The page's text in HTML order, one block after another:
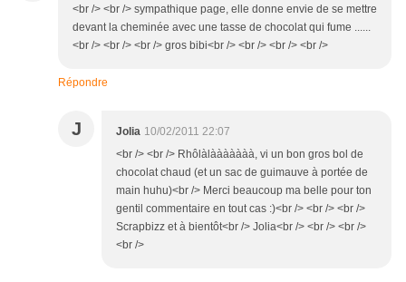
<br /> <br /> sympathique page, elle donne envie de se mettre
devant la cheminée avec une tasse de chocolat qui fume ......
<br /> <br /> <br /> gros bibi<br /> <br /> <br /> <br />
Répondre
J Jolia 10/02/2011 22:07
<br /> <br /> Rhôlàlààààààà, vi un bon gros bol de
chocolat chaud (et un sac de guimauve à portée de
main huhu)<br /> Merci beaucoup ma belle pour ton
gentil commentaire en tout cas :)<br /> <br /> <br />
Scrapbizz et à bientôt<br /> Jolia<br /> <br /> <br />
<br />